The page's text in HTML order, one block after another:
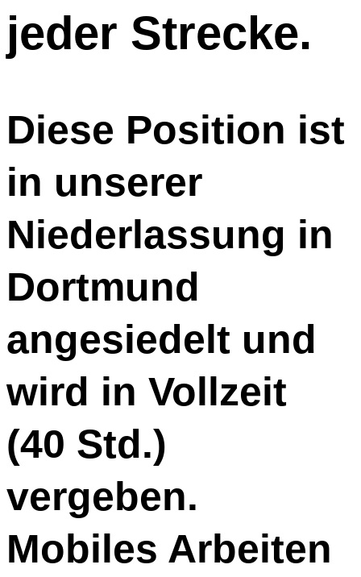
jeder Strecke.
Diese Position ist
in unserer
Niederlassung in
Dortmund
angesiedelt und
wird in Vollzeit
(40 Std.)
vergeben.
Mobiles Arbeiten